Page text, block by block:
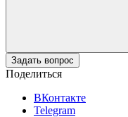
Задать вопрос
Поделиться
ВКонтакте
Telegram